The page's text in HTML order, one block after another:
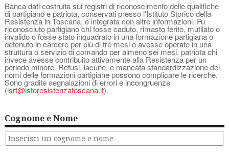
Banca dati costruita sui registri di riconoscimento delle qualifiche
di partigiano e patriota, conservati presso l'Istituto Storico della
Resistenza in Toscana, e integrata con altre informazioni. Fu
riconosciuto partigiano chi fosse caduto, rimasto ferito, mutilato o
invalido o fosse stato inquadrato in una formazione partigiana o
detenuto in carcere per più di tre mesi o avesse operato in una
struttura o servizio di comando per almeno sei mesi, patriota chi
invece avesse contribuito attivamente alla Resistenza per un
periodo minore. Refusi, lacune, e mancata standardizzazione dei
nomi delle formazioni partigiane possono complicare le ricerche.
Sono gradite segnalazioni di errori e incongruenze
(isrt@istoresistenzatoscana.it).
Cognome e Nome